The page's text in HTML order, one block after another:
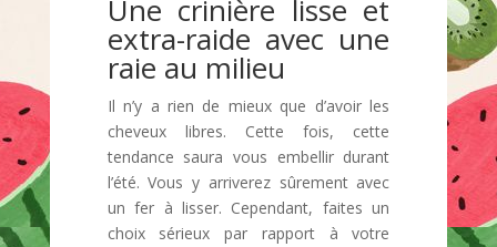
Une crinière lisse et
extra-raide avec une
raie au milieu
Il n’y a rien de mieux que d’avoir les
cheveux libres. Cette fois, cette
tendance saura vous embellir durant
l’été. Vous y arriverez sûrement avec
un fer à lisser. Cependant, faites un
choix sérieux par rapport à votre